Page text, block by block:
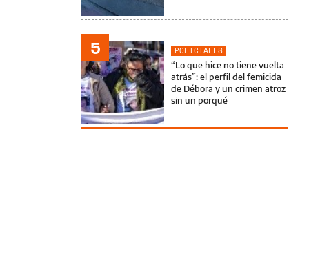
5
POLICIALES
“Lo que hice no tiene vuelta
atrás”: el perfil del femicida
de Débora y un crimen atroz
sin un porqué